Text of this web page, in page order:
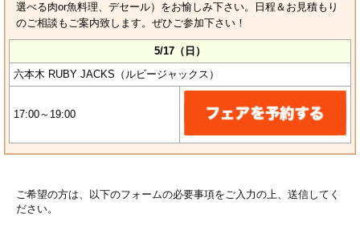
選べる肉or魚料理、デセール）をお愉しみ下さい。日程＆お見積もり
のご相談もご案内致します。ぜひご参加下さい！
5/17（日）
六本木 RUBY JACKS（ルビージャックス）
17:00～19:00